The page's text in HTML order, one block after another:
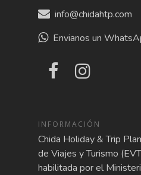
info@chidahtp.com
Envianos un
INFORMACIÓN
Chida Holiday & Trip
de Viajes y Turismo
habilitada por el